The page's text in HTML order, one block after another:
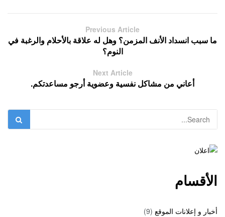
Previous Article
ما سبب انسداد الأنف المزمن؟ وهل له علاقة بالأحلام والرغبة في
النوم؟
Next Article
أعاني من مشاكل نفسية وعضوية أرجو مساعدتكم.
الأقسام
أخبار و إعلانات الموقع (9)